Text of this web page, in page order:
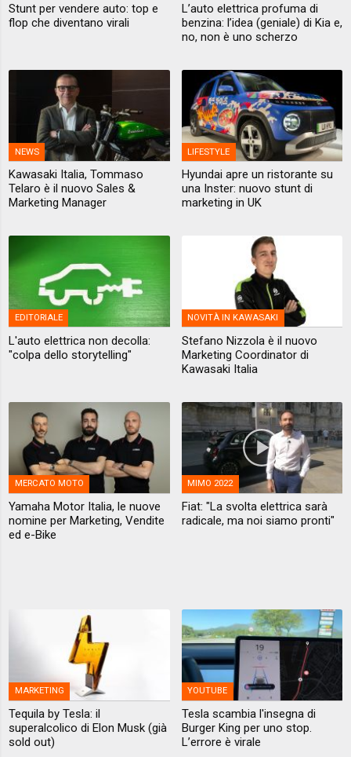
Stunt per vendere auto: top e
flop che diventano virali
L’auto elettrica profuma di
benzina: l’idea (geniale) di Kia e,
no, non è uno scherzo
NEWS
Kawasaki Italia, Tommaso
Telaro è il nuovo Sales &
Marketing Manager
LIFESTYLE
Hyundai apre un ristorante su
una Inster: nuovo stunt di
marketing in UK
EDITORIALE
L'auto elettrica non decolla:
"colpa dello storytelling"
NOVITÀ IN KAWASAKI
Stefano Nizzola è il nuovo
Marketing Coordinator di
Kawasaki Italia
MERCATO MOTO
Yamaha Motor Italia, le nuove
nomine per Marketing, Vendite
ed e-Bike
MIMO 2022
Fiat: "La svolta elettrica sarà
radicale, ma noi siamo pronti"
MARKETING
Tequila by Tesla: il
superalcolico di Elon Musk (già
sold out)
YOUTUBE
Tesla scambia l'insegna di
Burger King per uno stop.
L’errore è virale